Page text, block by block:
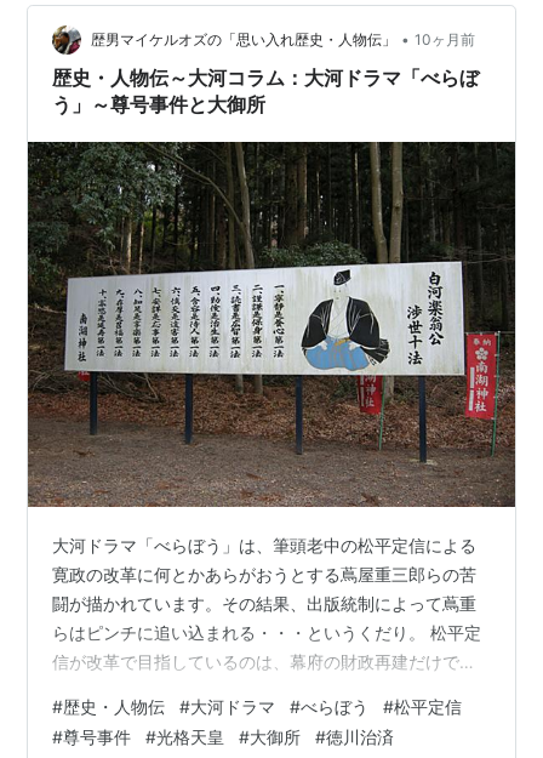
歴男マイケルオズの「思い入れ歴史・人物伝」 • 10ヶ月前
歴史・人物伝～大河コラム：大河ドラマ「べらぼ
う」～尊号事件と大御所
大河ドラマ「べらぼう」は、筆頭老中の松平定信による
寛政の改革に何とかあらがおうとする蔦屋重三郎らの苦
闘が描かれています。その結果、出版統制によって蔦重
らはピンチに追い込まれる・・・というくだり。 松平定
信が改革で目指しているのは、幕府の財政再建だけでは
代将軍・徳川吉宗の享保の改革を手本にした改革である
ことは明白です。 私の個人的な見解ではありますが、定
#歴史・人物伝 #大河ドラマ #べらぼう #松平定信
#尊号事件 #光格天皇 #大御所 #徳川治済